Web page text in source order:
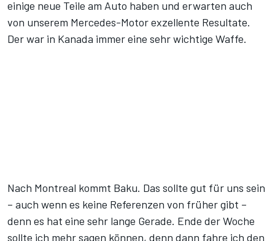
einige neue Teile am Auto haben und erwarten auch
von unserem Mercedes-Motor exzellente Resultate.
Der war in Kanada immer eine sehr wichtige Waffe.
Nach Montreal kommt Baku. Das sollte gut für uns sein
– auch wenn es keine Referenzen von früher gibt –
denn es hat eine sehr lange Gerade. Ende der Woche
sollte ich mehr sagen können, denn dann fahre ich den